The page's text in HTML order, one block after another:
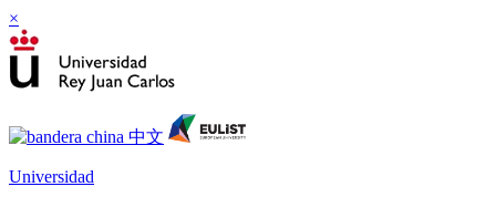
×
Universidad